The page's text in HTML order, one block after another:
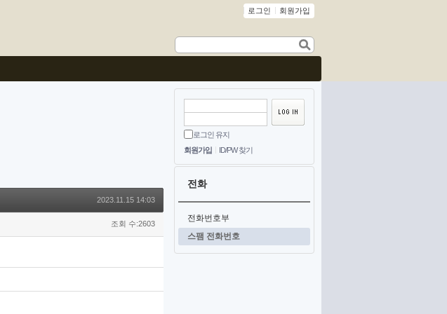
로그인 회원가입
로그인 유지
회원가입
ID/PW 찾기
전화
전화번호부
스팸 전화번호
2023.11.15 14:03
조회 수:2603